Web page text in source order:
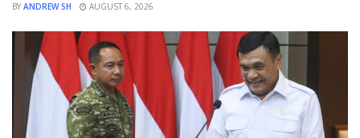
BY ANDREW SH AUGUST 6, 2026